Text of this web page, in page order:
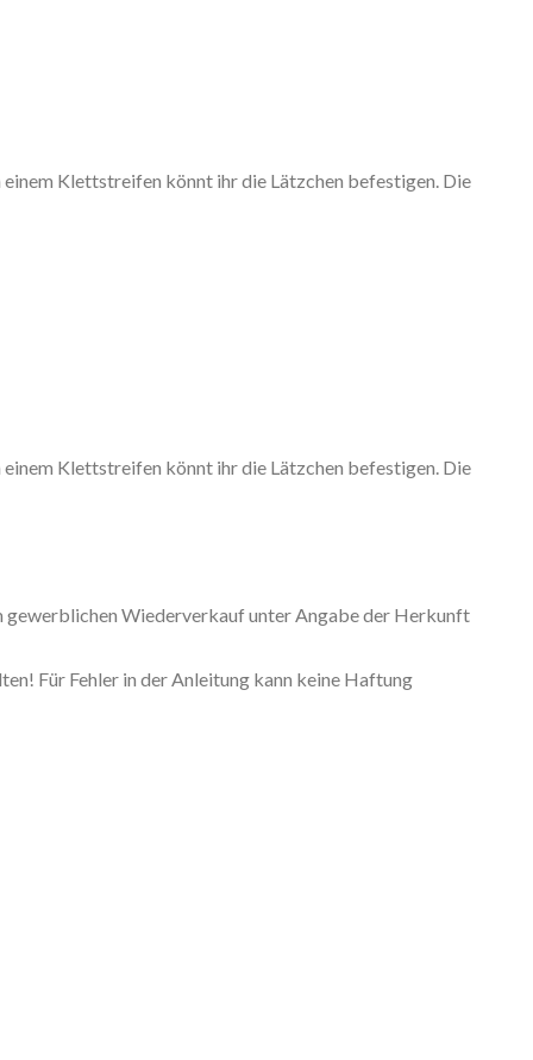
einem Klettstreifen könnt ihr die Lätzchen befestigen. Die
einem Klettstreifen könnt ihr die Lätzchen befestigen. Die
gewerblichen Wiederverkauf unter Angabe der Herkunft
Für Fehler in der Anleitung kann keine Haftung